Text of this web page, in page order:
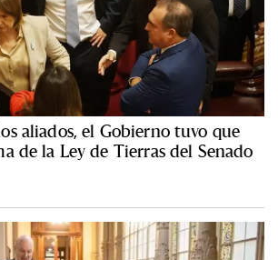
aliados, el Gobierno tuvo que
de la Ley de Tierras del Senado